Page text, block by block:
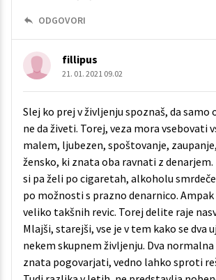
ODGOVORI
fillipus
21. 01. 2021 09.02
Slej ko prej v življenju spoznaš, da samo
ne da živeti. Torej, veza mora vsebovati
malem, ljubezen, spoštovanje,
žensko, ki znata oba ravnati z denarjem.
si pa želi po cigaretah, alkoholu
po možnosti s prazno denarnico.
veliko takšnih revic. Torej delite raje
Mlajši, starejši, vse je v tem kako se dva
nekem skupnem življenju. Dva
znata pogovarjati, vedno lahko sproti